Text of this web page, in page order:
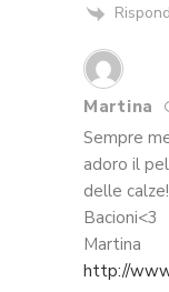
Martina
Sempre
adoro il
delle calze!
Bacioni<3
Martina
http://